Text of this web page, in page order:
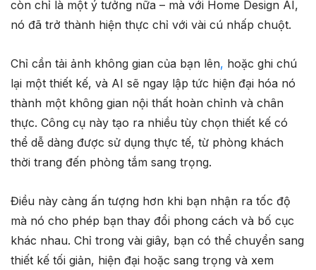
còn chỉ là một ý tưởng nữa – mà với Home Design AI,
nó đã trở thành hiện thực chỉ với vài cú nhấp chuột.
Chỉ cần tải ảnh không gian của bạn lên, hoặc ghi chú
lại một thiết kế, và AI sẽ ngay lập tức hiện đại hóa nó
thành một không gian nội thất hoàn chỉnh và chân
thực. Công cụ này tạo ra nhiều tùy chọn thiết kế có
thể dễ dàng được sử dụng thực tế, từ phòng khách
thời trang đến phòng tắm sang trọng.
Điều này càng ấn tượng hơn khi bạn nhận ra tốc độ
mà nó cho phép bạn thay đổi phong cách và bố cục
khác nhau. Chỉ trong vài giây, bạn có thể chuyển sang
thiết kế tối giản, hiện đại hoặc sang trọng và xem